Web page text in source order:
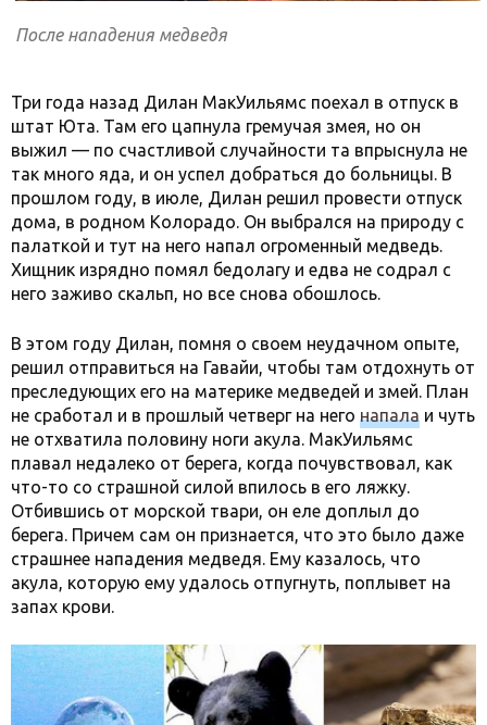
После нападения медведя
Три года назад Дилан МакУильямс поехал в отпуск в
штат Юта. Там его цапнула гремучая змея, но он
выжил — по счастливой случайности та впрыснула не
так много яда, и он успел добраться до больницы. В
прошлом году, в июле, Дилан решил провести отпуск
дома, в родном Колорадо. Он выбрался на природу с
палаткой и тут на него напал огроменный медведь.
Хищник изрядно помял бедолагу и едва не содрал с
него заживо скальп, но все снова обошлось.
В этом году Дилан, помня о своем неудачном опыте,
решил отправиться на Гавайи, чтобы там отдохнуть от
преследующих его на материке медведей и змей. План
не сработал и в прошлый четверг на него напала и чуть
не отхватила половину ноги акула. МакУильямс
плавал недалеко от берега, когда почувствовал, как
что-то со страшной силой впилось в его ляжку.
Отбившись от морской твари, он еле доплыл до
берега. Причем сам он признается, что это было даже
страшнее нападения медведя. Ему казалось, что
акула, которую ему удалось отпугнуть, поплывет на
запах крови.